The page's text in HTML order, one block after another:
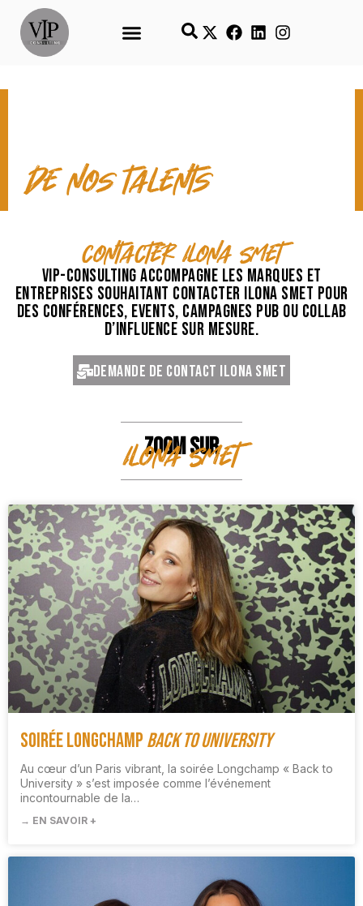
CONTACT & TEMPS FORTS
de nos talents
contacter Ilona Smet
VIP-Consulting accompagne les marques et
entreprises souhaitant contacter Ilona Smet pour
des conférences, events, campagnes pub ou collab
d’influence sur mesure.
Demande de contact Ilona Smet
ZOOM SUR
Ilona Smet
Soirée LongchampBack to University
Au cœur d’un Paris vibrant, la soirée Longchamp « Back to
University » s’est imposée comme l’événement
incontournable de la…
→ EN SAVOIR +